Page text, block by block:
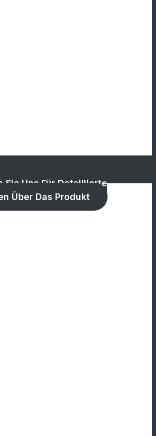
Sie Uns Für Detaillierte
Über Das Produkt